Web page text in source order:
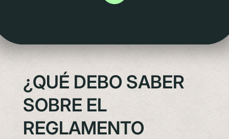
Premios
¿QUÉ DEBO SABER
SOBRE EL
REGLAMENTO